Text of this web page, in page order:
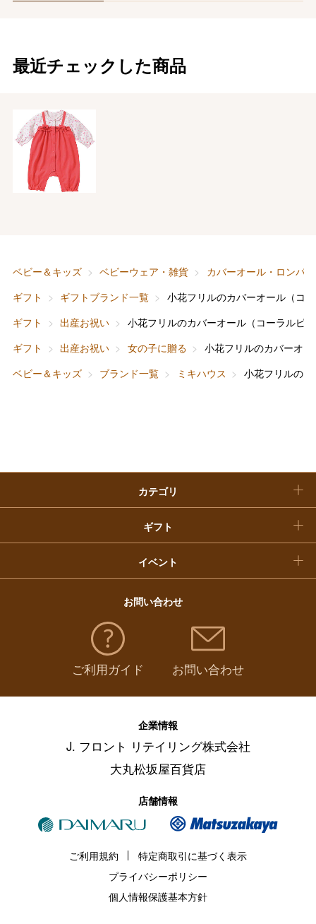
最近チェックした商品
ベビー＆キッズ ベビーウェア・雑貨
カバーオール・ロンパ
ギフト
ギフトブランド一覧
小花フリルのカバーオール（コ
ギフト
出産お祝い
小花フリルのカバーオール（コーラルピ
ギフト
出産お祝い 女の子に贈る
小花フリルのカバーオ
ベビー＆キッズ
ブランド一覧 ミキハウス 小花フリルの
カテゴリ
ファッション
ホーム＆インテリア
ベビー＆キッズ
ギフト
出産内祝い
結婚内祝い
お香典返し
快気祝い
イベント
父の日
お中元
敬老の日
福袋
お問い合わせ
ご利用ガイド お問い合わせ
企業情報
J. フロント リテイリング株式会社
大丸松坂屋百貨店
店舗情報
ご利用規約
特定商取引に基づく表示
プライバシーポリシー
個人情報保護基本方針